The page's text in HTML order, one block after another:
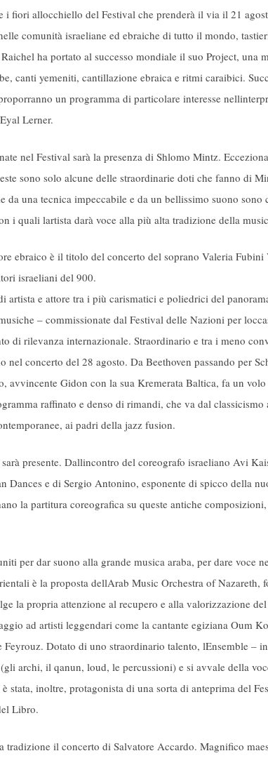
i fiori allocchiello del Festival che prenderà il via il 21
comunità israeliane ed ebraiche di tutto il mondo,
ha portato al successo mondiale il suo Project, una
canti yemeniti, cantillazione ebraica e ritmi caraibici.
un programma di particolare interesse
Lerner.
nel Festival sarà la presenza di Shlomo Mintz.
sono solo alcune delle straordinarie doti che fanno di
da una tecnica impeccabile e da un bellissimo suono
i quali lartista darà voce alla più alta tradizione della
ebraico è il titolo del concerto del soprano Valeria
israeliani del 900.
artista e attore tra i più carismatici e poliedrici del
– commissionate dal Festival delle Nazioni per
di rilevanza internazionale. Straordinario e tra i meno
nel concerto del 28 agosto. Da Beethoven passando per
avvincente Gidon con la sua Kremerata Baltica, fa un volo
raffinato e denso di rimandi, che va dal
ai padri della jazz fusion.
presente. Dallincontro del coreografo israeliano Avi
Dances e di Sergio Antonino, esponente di spicco della
la partitura coreografica su queste antiche
per dar suono alla grande musica araba, per dare voce
è la proposta dellArab Music Orchestra of Nazareth,
la propria attenzione al recupero e alla valorizzazione
ad artisti leggendari come la cantante egiziana Oum
Feyrouz. Dotato di uno straordinario talento, lEnsemble –
archi, il qanun, loud, le percussioni) e si avvale della
è stata, inoltre, protagonista di una sorta di anteprima del
Libro.
tradizione il concerto di Salvatore Accardo. Magnifico